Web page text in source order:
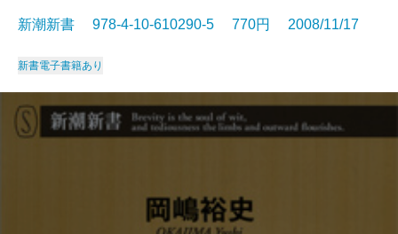
新潮新書 978-4-10-610290-5 770円 2008/11/17
新書電子書籍あり